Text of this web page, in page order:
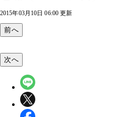
2015年03月10日 06:00 更新
前へ
次へ